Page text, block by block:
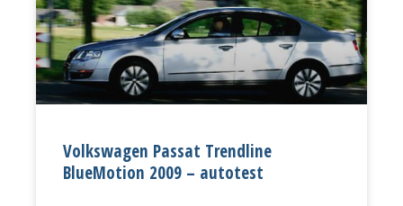
Volkswagen Passat Trendline
BlueMotion 2009 – autotest